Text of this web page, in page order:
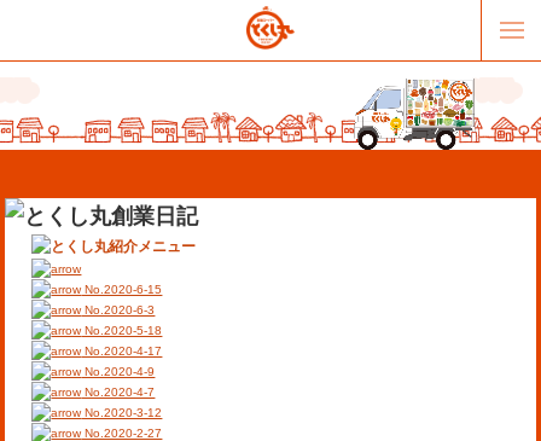
販売パートナー募集
オススメリンク
No.2020-6-15
No.2020-6-3
No.2020-5-18
No.2020-4-17
No.2020-4-9
No.2020-4-7
No.2020-3-12
No.2020-2-27